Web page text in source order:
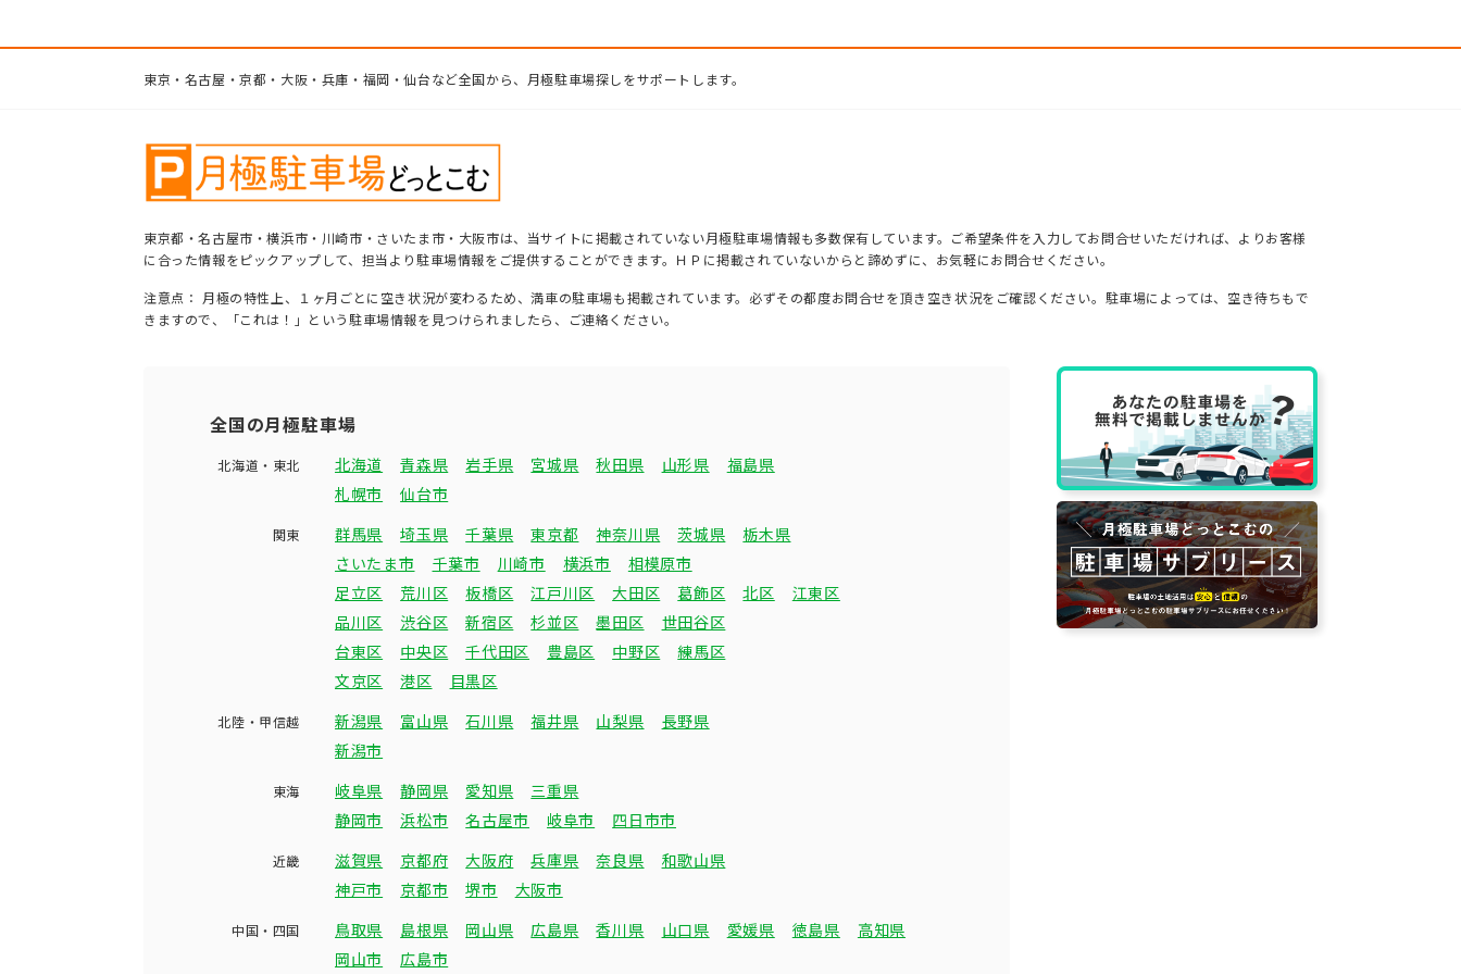
東京・名古屋・京都・大阪・兵庫・福岡・仙台など全国から、月極駐車場探しをサポートします。
東京都・名古屋市・横浜市・川崎市・さいたま市・大阪市は、当サイトに掲載されていない月極駐車場情報も多数保有しています。ご希望条件を入力してお問合せいただければ、よりお客様
に合った情報をピックアップして、担当より駐車場情報をご提供することができます。ＨＰに掲載されていないからと諦めずに、お気軽にお問合せください。
注意点： 月極の特性上、１ヶ月ごとに空き状況が変わるため、満車の駐車場も掲載されています。必ずその都度お問合せを頂き空き状況をご確認ください。駐車場によっては、空き待ちもで
きますので、「これは！」という駐車場情報を見つけられましたら、ご連絡ください。
全国の月極駐車場
北海道・東北 北海道 青森県 岩手県 宮城県 秋田県 山形県
福島県
札幌市
仙台市
関東 群馬県 埼玉県 千葉県 東京都 神奈川県 茨城県
栃木県
さいたま市
千葉市 川崎市 横浜市
相模原市
足立区
荒川区 板橋区 江戸川区 大田区 葛飾区 北区
江東区
品川区
渋谷区 新宿区 杉並区 墨田区
世田谷区
台東区
中央区 千代田区 豊島区 中野区
練馬区
文京区
港区 目黒区
北陸・甲信越 新潟県 富山県 石川県 福井県 山梨県
長野県
新潟市
東海 岐阜県 静岡県 愛知県
三重県
静岡市
浜松市 名古屋市 岐阜市 四日市市
近畿 滋賀県 京都府 大阪府 兵庫県 奈良県
和歌山県
神戸市
京都市 堺市 大阪市
中国・四国 鳥取県 島根県 岡山県 広島県 香川県 山口県 愛媛県 徳島県
高知県
岡山市
広島市